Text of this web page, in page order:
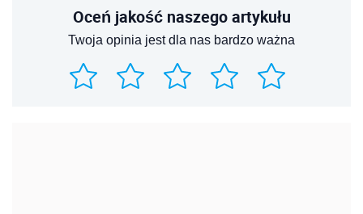
Oceń jakość naszego artykułu
Twoja opinia jest dla nas bardzo ważna